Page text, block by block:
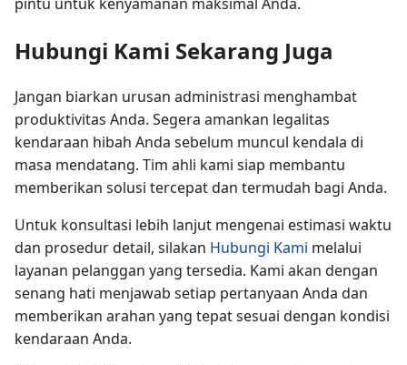
Hubungi Kami Sekarang Juga
Jangan biarkan urusan administrasi menghambat
produktivitas Anda. Segera amankan legalitas
kendaraan hibah Anda sebelum muncul kendala di
masa mendatang. Tim ahli kami siap membantu
memberikan solusi tercepat dan termudah bagi Anda.
Untuk konsultasi lebih lanjut mengenai estimasi waktu
dan prosedur detail, silakan Hubungi Kami melalui
layanan pelanggan yang tersedia. Kami akan dengan
senang hati menjawab setiap pertanyaan Anda dan
memberikan arahan yang tepat sesuai dengan kondisi
kendaraan Anda.